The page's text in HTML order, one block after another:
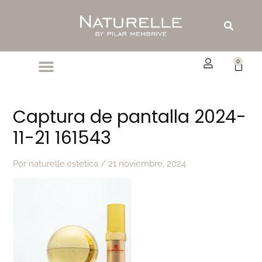
Buscar
0
Captura de pantalla 2024-
11-21 161543
Por naturelle.estetica / 21 noviembre, 2024